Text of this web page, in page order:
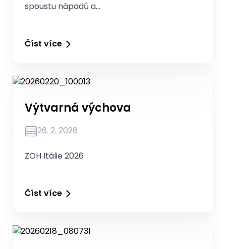
spoustu nápadů a…
Číst více
Výtvarná výchova
26. 2. 2026
ZOH Itálie 2026
Číst více